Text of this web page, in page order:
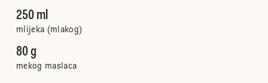
250 ml
mlijeka (mlakog)
80 g
mekog maslaca